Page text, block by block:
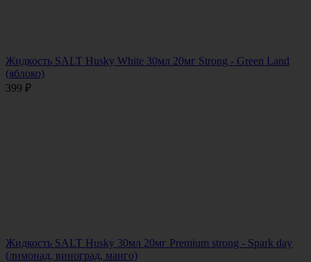
Жидкость SALT Husky White 30мл 20мг Strong - Green Land
(яблоко)
399 ₽
Жидкость SALT Husky 30мл 20мг Premium strong - Spark day
(лимонад, виноград, манго)